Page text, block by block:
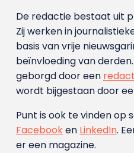
De redactie bestaat uit
Zij werken in
basis van vrije
beïnvloeding van
geborgd door een
wordt bijgestaan door
Punt is ook te vinden op
Facebooken LinkedIn.
er een magazine.